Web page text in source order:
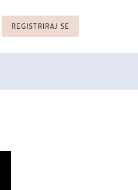
REGISTRIRAJ SE